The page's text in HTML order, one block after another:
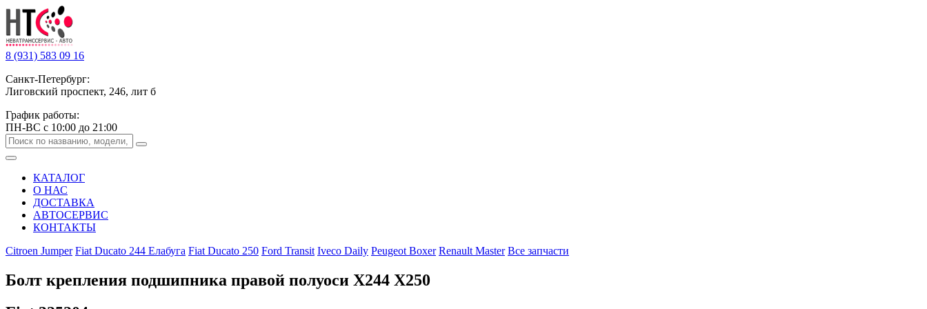
8 (931) 583 09 16
Санкт-Петербург:
Лиговский проспект, 246, лит б
График работы:
ПН-ВС с 10:00 до 21:00
КАТАЛОГ
О НАС
ДОСТАВКА
АВТОСЕРВИС
КОНТАКТЫ
Citroen Jumper Fiat Ducato 244 Елабуга Fiat Ducato 250 Ford Transit Iveco Daily Peugeot Boxer Renault Master Все запчасти
Болт крепления подшипника правой полуоси Х244 Х250